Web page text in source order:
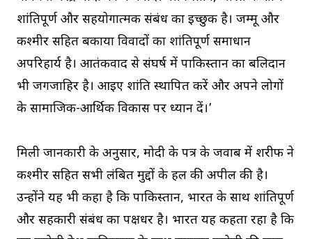
शांतिपूर्ण और सहयोगात्मक संबंध का इच्छुक है। जम्मू और
कश्मीर सहित बकाया विवादों का शांतिपूर्ण समाधान
अपरिहार्य है। आतंकवाद से संघर्ष में पाकिस्तान का बलिदान
भी जगजाहिर है। आइए शांति स्थापित करें और अपने लोगों
के सामाजिक-आर्थिक विकास पर ध्यान दें।’
मिली जानकारी के अनुसार, मोदी के पत्र के जवाब में शरीफ ने
कश्मीर सहित सभी लंबित मुद्दों के हल की अपील की है।
उन्होंने यह भी कहा है कि पाकिस्तान, भारत के साथ शांतिपूर्ण
और सहकारी संबंध का पक्षधर है। भारत यह कहता रहा है कि